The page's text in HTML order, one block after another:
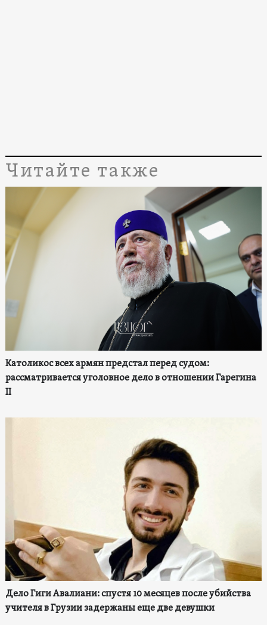
Читайте также
Католикос всех армян предстал перед судом:
рассматривается уголовное дело в отношении Гарегина
II
Дело Гиги Авалиани: спустя 10 месяцев после убийства
учителя в Грузии задержаны еще две девушки